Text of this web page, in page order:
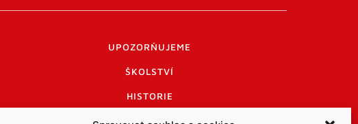
UPOZORŇUJEME
ŠKOLSTVÍ
HISTORIE
PRAKTICKÉ INFORMACE